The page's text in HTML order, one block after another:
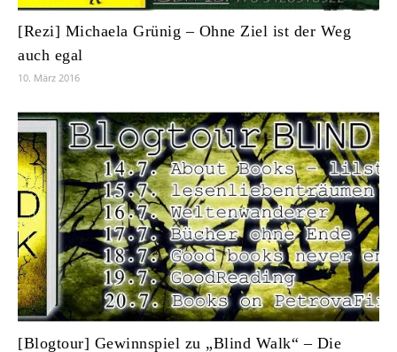
[Rezi] Michaela Grünig – Ohne Ziel ist der Weg
auch egal
10. März 2016
[Blogtour] Gewinnspiel zu „Blind Walk“ – Die